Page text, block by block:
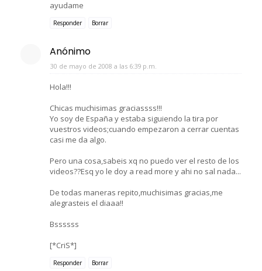
ayudame
Responder Borrar
Anónimo
30 de mayo de 2008 a las 6:39 p.m.
Hola!!!
Chicas muchisimas graciassss!!!
Yo soy de España y estaba siguiendo la tira por
vuestros videos;cuando empezaron a cerrar cuentas
casi me da algo.
Pero una cosa,sabeis xq no puedo ver el resto de los
videos??Esq yo le doy a read more y ahi no sal nada...
De todas maneras repito,muchisimas gracias,me
alegrasteis el diaaa!!
Bssssss
[*CriS*]
Responder Borrar